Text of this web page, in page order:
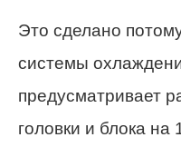
Это сделано
системы
предусматривает
головки и блока на